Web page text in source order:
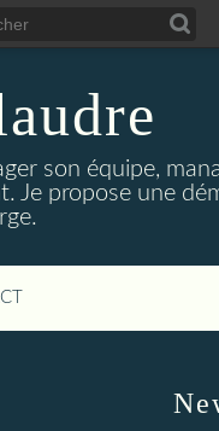
son équipe,
Je propose une